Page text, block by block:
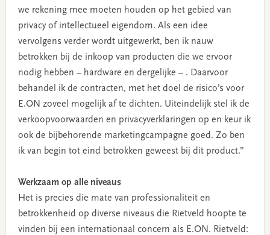
we rekening mee moeten houden op het gebied van
privacy of intellectueel eigendom. Als een idee
vervolgens verder wordt uitgewerkt, ben ik nauw
betrokken bij de inkoop van producten die we ervoor
nodig hebben – hardware en dergelijke – . Daarvoor
behandel ik de contracten, met het doel de risico’s voor
E.ON zoveel mogelijk af te dichten. Uiteindelijk stel ik de
verkoopvoorwaarden en privacyverklaringen op en keur ik
ook de bijbehorende marketingcampagne goed. Zo ben
ik van begin tot eind betrokken geweest bij dit product.”
Werkzaam op alle niveaus
Het is precies die mate van professionaliteit en
betrokkenheid op diverse niveaus die Rietveld hoopte te
vinden bij een internationaal concern als E.ON. Rietveld: